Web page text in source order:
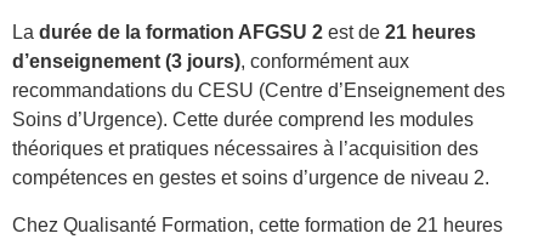
La durée de la formation AFGSU 2 est de 21 heures
d’enseignement (3 jours), conformément aux
recommandations du CESU (Centre d’Enseignement des
Soins d’Urgence). Cette durée comprend les modules
théoriques et pratiques nécessaires à l’acquisition des
compétences en gestes et soins d’urgence de niveau 2.
Chez Qualisanté Formation, cette formation de 21 heures